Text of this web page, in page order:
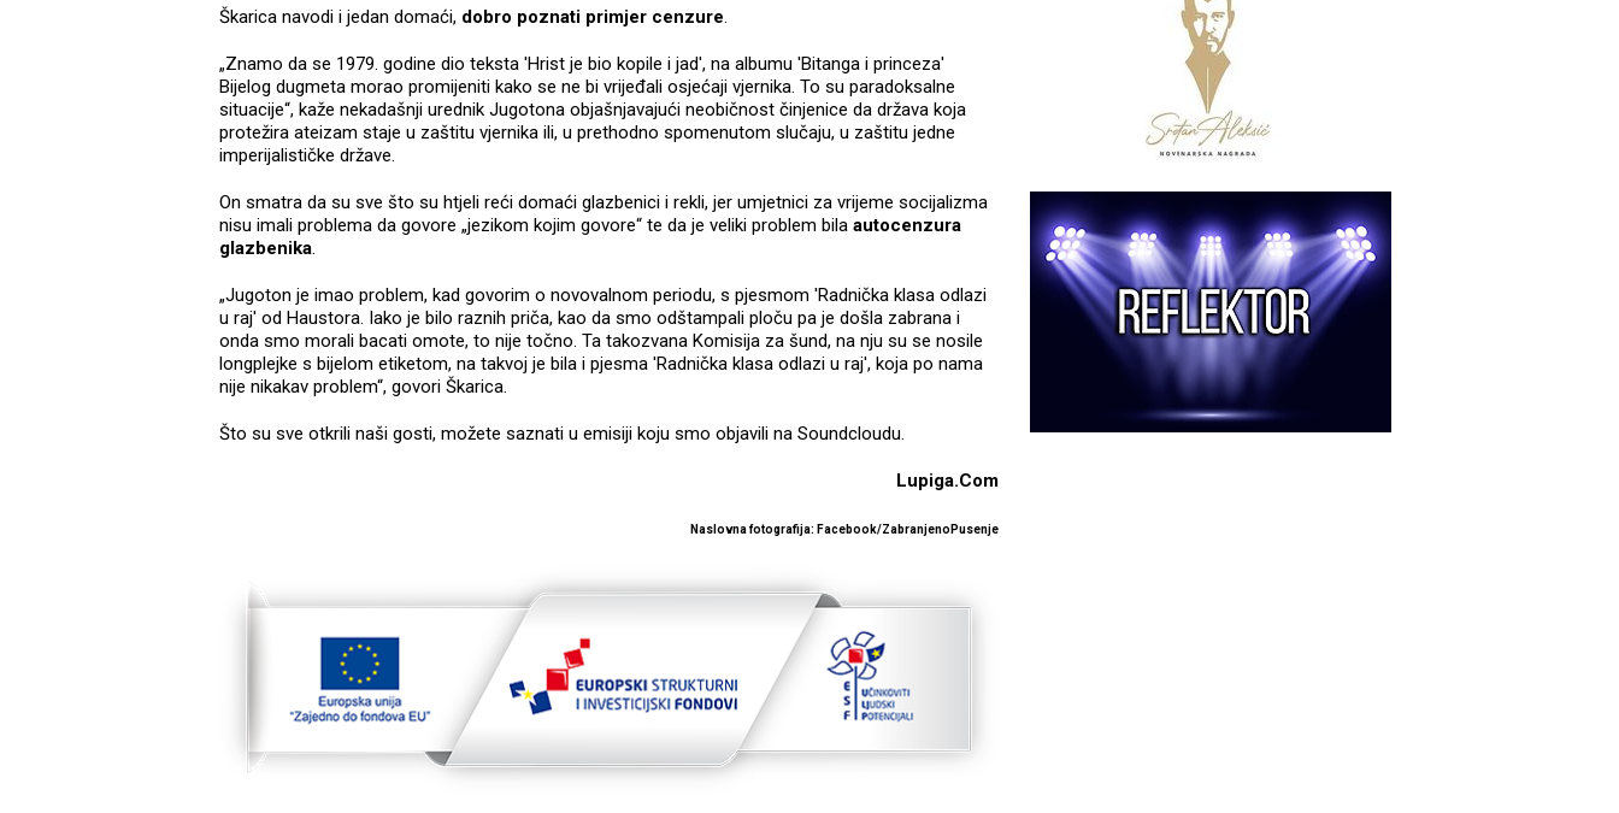
Škarica navodi i jedan domaći, dobro poznati primjer cenzure.
„Znamo da se 1979. godine dio teksta 'Hrist je bio kopile i jad', na albumu 'Bitanga i princeza'
Bijelog dugmeta morao promijeniti kako se ne bi vrijeđali osjećaji vjernika. To su paradoksalne
situacije“, kaže nekadašnji urednik Jugotona objašnjavajući neobičnost činjenice da država koja
protežira ateizam staje u zaštitu vjernika ili, u prethodno spomenutom slučaju, u zaštitu jedne
imperijalističke države.
On smatra da su sve što su htjeli reći domaći glazbenici i rekli, jer umjetnici za vrijeme socijalizma
nisu imali problema da govore „jezikom kojim govore“ te da je veliki problem bila autocenzura
glazbenika.
„Jugoton je imao problem, kad govorim o novovalnom periodu, s pjesmom 'Radnička klasa odlazi
u raj' od Haustora. Iako je bilo raznih priča, kao da smo odštampali ploču pa je došla zabrana i
onda smo morali bacati omote, to nije točno. Ta takozvana Komisija za šund, na nju su se nosile
longplejke s bijelom etiketom, na takvoj je bila i pjesma 'Radnička klasa odlazi u raj', koja po nama
nije nikakav problem“, govori Škarica.
Što su sve otkrili naši gosti, možete saznati u emisiji koju smo objavili na Soundcloudu.
Lupiga.Com
Naslovna fotografija: Facebook/ZabranjenoPusenje